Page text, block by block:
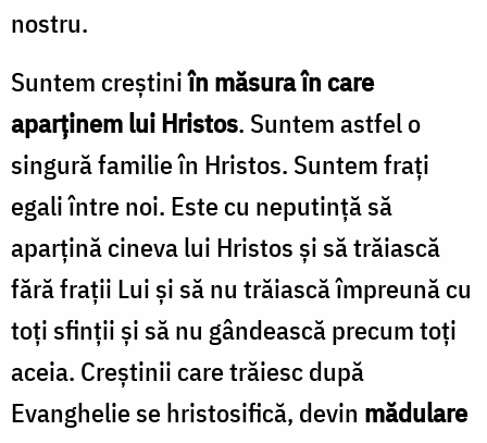
nostru.
Suntem creștiniîn măsura în care
aparținem lui Hristos. Suntem astfel o
singură familie în Hristos. Suntem frați
egali între noi. Este cu neputință să
aparțină cineva lui Hristos și să trăiască
fără frații Lui și să nu trăiască împreună cu
toți sfinții și să nu gândească precum toți
aceia. Creștinii care trăiesc după
Evanghelie se hristosifică, devin mădulare